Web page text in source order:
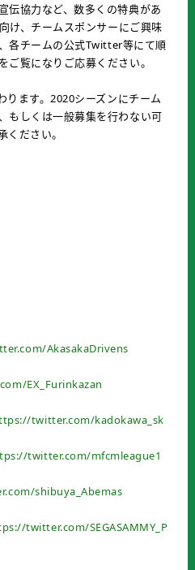
伝協力など、数多くの特典があ
け、チームスポンサーにご興味
各チームの公式Twitter等にて順
ご覧になりご応募ください。
ます。2020シーズンにチーム
もしくは一般募集を行わない可
ださい。
AkasakaDrivens
EX_Furinkazan
twitter.com/kadokawa_sk
twitter.com/mfcmleague1
shibuya_Abemas
twitter.com/SEGASAMMY_P